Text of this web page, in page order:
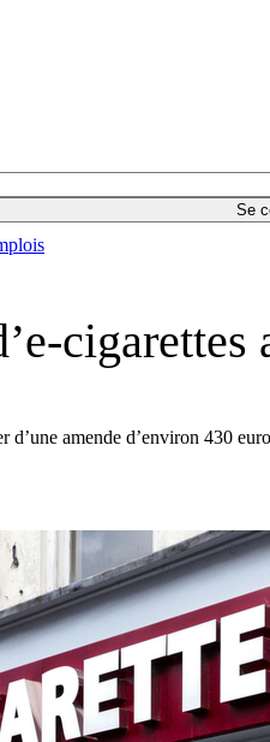
Se
cigarettes
amende d’environ 430